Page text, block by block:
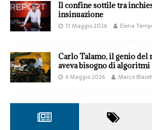
Il confine sottile tra
insinuazione
13 Maggio 2026 Elena
Carlo Talamo, il genio del
aveva bisogno di algoritmi
6 Maggio 2026 Marco Blaset